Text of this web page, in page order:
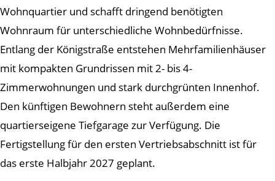
Wohnquartier und schafft dringend benötigten
Wohnraum für unterschiedliche Wohnbedürfnisse.
Entlang der Königstraße entstehen Mehrfamilienhäuser
mit kompakten Grundrissen mit 2- bis 4-
Zimmerwohnungen und stark durchgrünten Innenhof.
Den künftigen Bewohnern steht außerdem eine
quartierseigene Tiefgarage zur Verfügung. Die
Fertigstellung für den ersten Vertriebsabschnitt ist für
das erste Halbjahr 2027 geplant.